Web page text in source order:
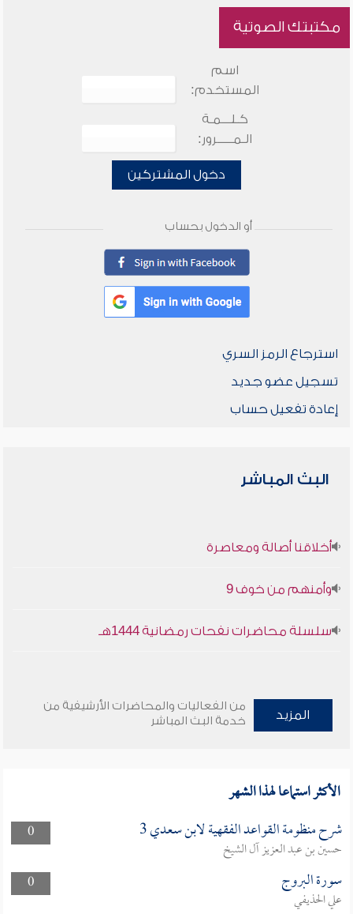
مكتبتك الصوتية
اسم
المستخدم:
كـلـــمـة
الـمـــــرور:
دخول المشتركين
أو الدخول بحساب
استرجاع الرمز السري
تسجيل عضو جديد
إعادة تفعيل حساب
البث المباشر
أخلاقنا أصالة ومعاصرة
وأمنهم من خوف 9
سلسلة محاضرات نفحات رمضانية 1444هـ
المزيد
من الفعاليات والمحاضرات الأرشيفية من
خدمة البث المباشر
الأكثر استماعا لهذا الشهر
0 شرح منظومة القواعد الفقهية لابن سعدي 3
حسين بن عبد العزيز آل الشيخ
0
سورة البروج
علي الحذيفي